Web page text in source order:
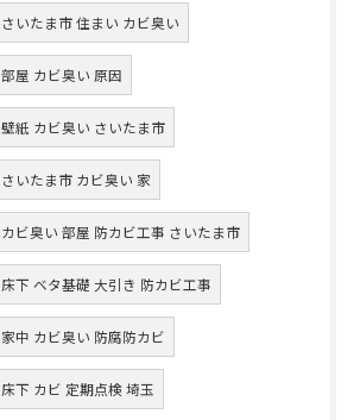
さいたま市 住まい カビ臭い
部屋 カビ臭い 原因
壁紙 カビ臭い さいたま市
さいたま市 カビ臭い 家
カビ臭い 部屋 防カビ工事 さいたま市
床下 ベタ基礎 大引き 防カビ工事
家中 カビ臭い 防腐防カビ
床下 カビ 定期点検 埼玉